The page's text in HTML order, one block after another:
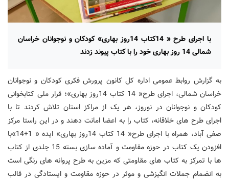
با اجرای طرح « 14کتاب 14روز بهاری» کودکان و نوجوانان خراسان
شمالی 14 روز بهاری خود را با کتاب پیوند زدند
به گزارش روابط عمومی اداره کل کانون پرورش فکری کودکان و نوجوانان
خراسان شمالی، اجرای طرح« 14 کتاب 14روز بهاری»؛ قرار ملی کتابخوانی
کودکان و نوجوانان در نوروز، هر یک از مراکز استان تلاش کردند تا با
اجرای طرح های خلاقانه، کتاب را به اعضا امانت دهند و در این راستا مرکز
صفی آباد، همراه با اجرای طرح« 14 کتاب 14روز بهاری» ایده « 1+14»با
افزودن یک کتاب در حوزه مقاومت و آماده سازی بسته 15 جلدی از کتاب
ها با تمرکز به کتاب های مقاومتی که مزین به طرح پروانه های رنگی است
به انضمام جملات انگیزشی و موثر در حوزه مقاومت و ایستادگی در قالب